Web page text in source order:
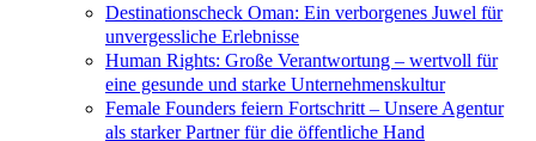
Destinationscheck Oman: Ein verborgenes Juwel für
unvergessliche Erlebnisse
Human Rights: Große Verantwortung – wertvoll für
eine gesunde und starke Unternehmenskultur
Female Founders feiern Fortschritt – Unsere Agentur
als starker Partner für die öffentliche Hand